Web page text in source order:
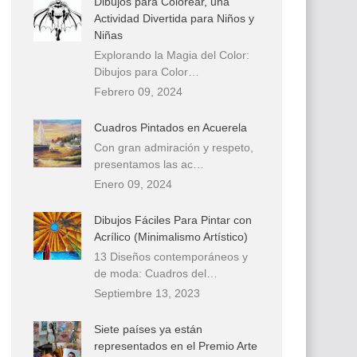
Actividad Divertida para Niños y
Niñas
Explorando la Magia del Color:
Dibujos para Color…
Febrero 09, 2024
Cuadros Pintados en Acuerela
Con gran admiración y respeto,
presentamos las ac…
Enero 09, 2024
Dibujos Fáciles Para Pintar con
Acrílico (Minimalismo Artístico)
13 Diseños contemporáneos y
de moda: Cuadros del…
Septiembre 13, 2023
Siete países ya están
representados en el Premio Arte